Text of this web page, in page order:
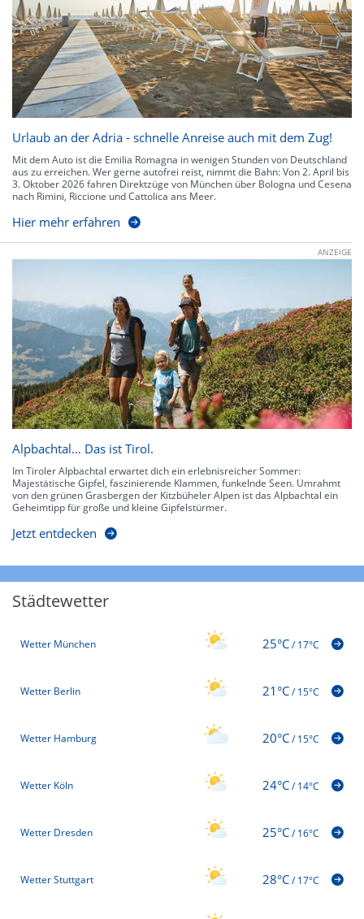
Urlaub an der Adria - schnelle Anreise auch mit dem Zug!
Mit dem Auto ist die Emilia Romagna in wenigen Stunden von Deutschland
aus zu erreichen. Wer gerne autofrei reist, nimmt die Bahn: Von 2. April bis
3. Oktober 2026 fahren Direktzüge von München über Bologna und Cesena
nach Rimini, Riccione und Cattolica ans Meer.
Hier mehr erfahren
ANZEIGE
Alpbachtal… Das ist Tirol.
Im Tiroler Alpbachtal erwartet dich ein erlebnisreicher Sommer:
Majestätische Gipfel, faszinierende Klammen, funkelnde Seen. Umrahmt
von den grünen Grasbergen der Kitzbüheler Alpen ist das Alpbachtal ein
Geheimtipp für große und kleine Gipfelstürmer.
Jetzt entdecken
Städtewetter
Wetter München 25°C/17°C
Wetter Berlin 21°C/15°C
Wetter Hamburg 20°C/15°C
Wetter Köln 24°C/14°C
Wetter Dresden 25°C/16°C
Wetter Stuttgart 28°C/17°C